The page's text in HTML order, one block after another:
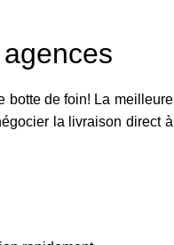
botte de foin! La meilleure
la livraison direct à